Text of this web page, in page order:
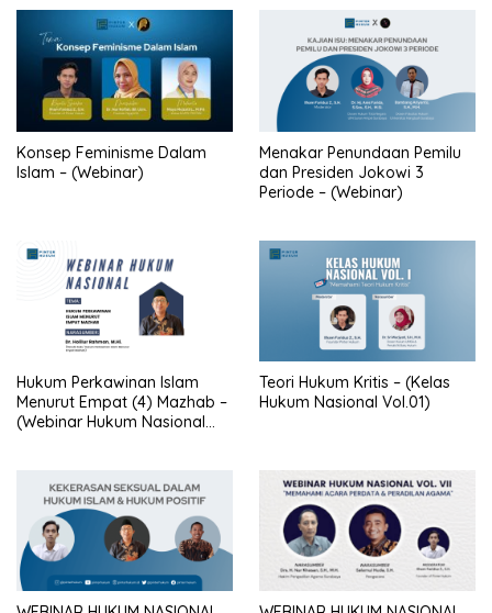
Konsep Feminisme Dalam
Islam – (Webinar)
Menakar Penundaan Pemilu
dan Presiden Jokowi 3
Periode – (Webinar)
Hukum Perkawinan Islam
Menurut Empat (4) Mazhab –
(Webinar Hukum Nasional
Teori Hukum Kritis – (Kelas
Hukum Nasional Vol.01)